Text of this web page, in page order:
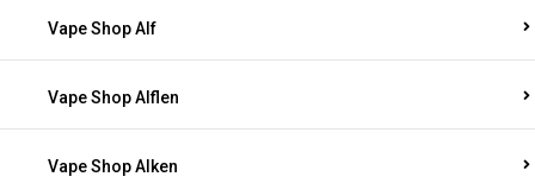
Vape Shop Alf
Vape Shop Alflen
Vape Shop Alken